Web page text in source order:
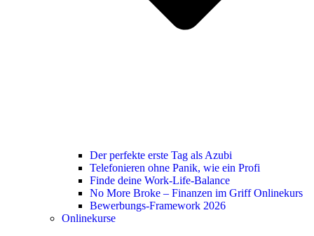
Der perfekte erste Tag als Azubi
Telefonieren ohne Panik, wie ein Profi
Finde deine Work-Life-Balance
No More Broke – Finanzen im Griff Onlinekurs
Bewerbungs-Framework 2026
Onlinekurse